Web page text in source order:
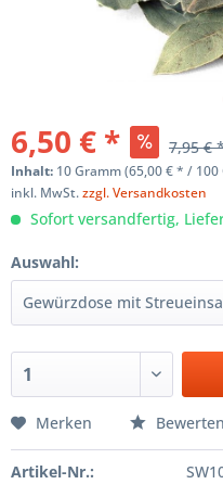
6,50 € * 7,95 €
Inhalt: 10 Gramm (65,00 € * / 100
inkl. MwSt.zzgl. Versandkosten
Sofort versandfertig,
Auswahl:
Merken Bewerten
Artikel-Nr.: